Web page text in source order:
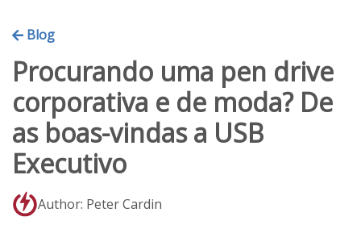
Blog
Procurando uma pen drive
corporativa e de moda? De
as boas-vindas a USB
Executivo
Author: Peter Cardin